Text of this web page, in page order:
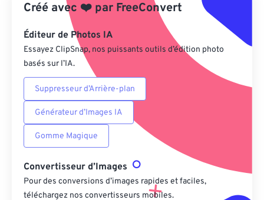
Enregistrer comme préréglage
Créé avec ❤️ par FreeConvert
Éditeur de Photos IA
Essayez ClipSnap, nos puissants outils d’édition photo
basés sur l’IA.
Suppresseur d’Arrière-plan
Générateur d’Images IA
Gomme Magique
Convertisseur d’Images
Pour des conversions d’images rapides et faciles,
téléchargez nos convertisseurs mobiles.